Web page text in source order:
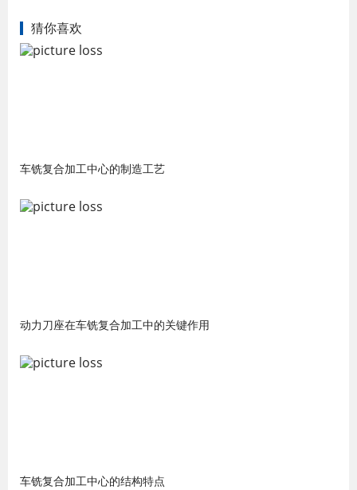
猜你喜欢
车铣复合加工中心的制造工艺
动力刀座在车铣复合加工中的关键作用
车铣复合加工中心的结构特点